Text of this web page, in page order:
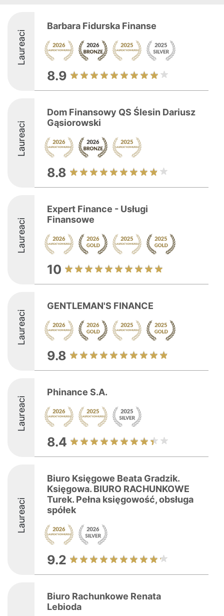
Laureaci
Barbara Fidurska Finanse
8.9
Laureaci
Dom Finansowy QS Ślesin Dariusz
Gąsiorowski
8.8
Laureaci
Expert Finance - Usługi
Finansowe
10
Laureaci
GENTLEMAN'S FINANCE
9.8
Laureaci
Phinance S.A.
8.4
Laureaci
Biuro Księgowe Beata Gradzik.
Księgowa. BIURO RACHUNKOWE
Turek. Pełna księgowość, obsługa
spółek
9.2
Biuro Rachunkowe Renata
Lebioda